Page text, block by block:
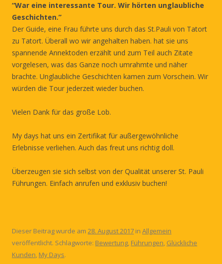
“War eine interessante Tour. Wir hörten unglaubliche
Geschichten.”
Der Guide, eine Frau führte uns durch das St.Pauli von Tatort
zu Tatort. Überall wo wir angehalten haben. hat sie uns
spannende Annektoden erzählt und zum Teil auch Zitate
vorgelesen, was das Ganze noch umrahmte und näher
brachte. Unglaubliche Geschichten kamen zum Vorschein. Wir
würden die Tour jederzeit wieder buchen.
Vielen Dank für das große Lob.
My days hat uns ein Zertifikat für außergewöhnliche
Erlebnisse verliehen. Auch das freut uns richtig doll.
Überzeugen sie sich selbst von der Qualität unserer St. Pauli
Führungen. Einfach anrufen und exklusiv buchen!
Dieser Beitrag wurde am 28. August 2017 in Allgemein
veröffentlicht. Schlagworte: Bewertung, Führungen, Glückliche
Kunden, My Days.